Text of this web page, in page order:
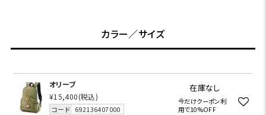
カラー／サイズ
オリーブ
¥15,400(税込)
コード 692136407000
在庫なし
今だけクーポン利
用で10%OFF